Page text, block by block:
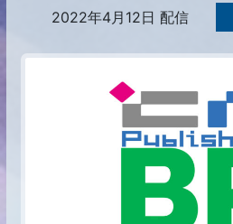
2022年4月12日 配信